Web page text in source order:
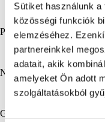
Sütiket használunk
közösségi funkciók
elemzéséhez.
partnereinkkel
adatait, akik
amelyeket Ön adott
szolgáltatásokból
Perem
Nyomatékkar
Gyors kiszállítás